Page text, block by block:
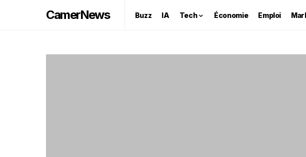
CamerNews Buzz IA Tech Économie Emploi